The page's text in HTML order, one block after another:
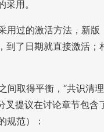
用。
用过的激活方法，新版
到了日期就直接激活；
间取得平衡，“共识清理
叉提议在讨论章节包含
规范）：